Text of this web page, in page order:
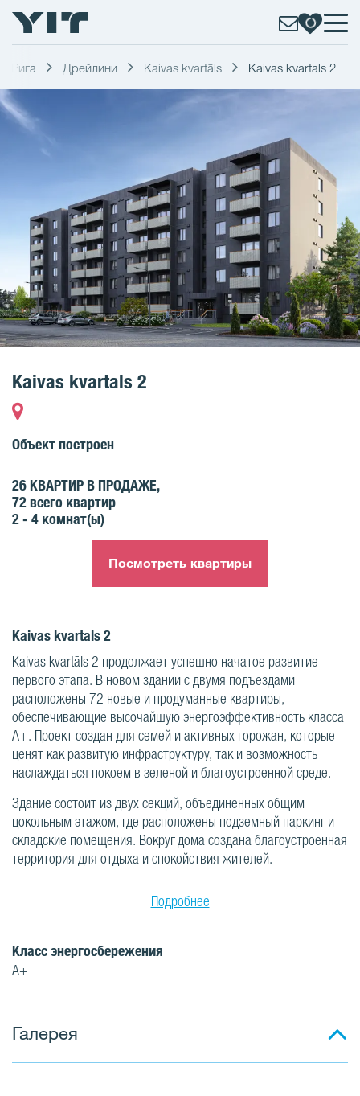
Рига Дрейлини Kaivas kvartāls Kaivas kvartals 2
Kaivas kvartals 2
Объект построен
26КВАРТИР В ПРОДАЖЕ,
72всего квартир
2 - 4 комнат(ы)
Посмотреть квартиры
Kaivas kvartals 2
Kaivas kvartāls 2 продолжает успешно начатое развитие
первого этапа. В новом здании с двумя подъездами
расположены 72 новые и продуманные квартиры,
обеспечивающие высочайшую энергоэффективность класса
А+. Проект создан для семей и активных горожан, которые
ценят как развитую инфраструктуру, так и возможность
наслаждаться покоем в зеленой и благоустроенной среде.
Здание состоит из двух секций, объединенных общим
цокольным этажом, где расположены подземный паркинг и
складские помещения. Вокруг дома создана благоустроенная
территория для отдыха и спокойствия жителей.
Подробнее
Класс энергосбережения
A+
Галерея